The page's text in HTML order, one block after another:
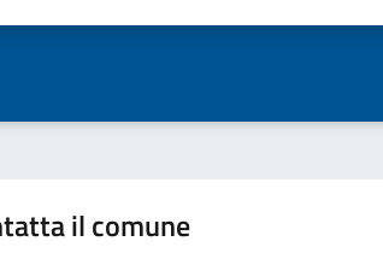
il comune